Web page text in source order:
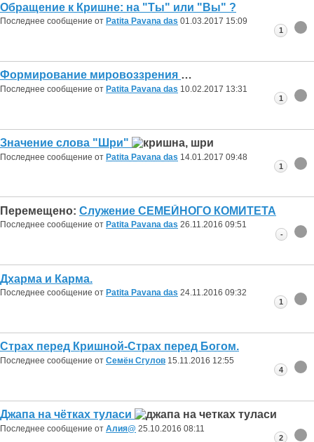
Обращение к Кришне: на "Ты" или "Вы" ?
Последнее сообщение от Patita Pavana das 01.03.2017 15:09
1
Формирование мировоззрения
Последнее сообщение от Patita Pavana das 10.02.2017 13:31
1
Значение слова "Шри"
Последнее сообщение от Patita Pavana das 14.01.2017 09:48
1
Перемещено: Служение СЕМЕЙНОГО КОМИТЕТА
Последнее сообщение от Patita Pavana das 26.11.2016 09:51
-
Дхарма и Карма.
Последнее сообщение от Patita Pavana das 24.11.2016 09:32
1
Страх перед Кришной-Страх перед Богом.
Последнее сообщение от Семён Сгулов 15.11.2016 12:55
4
Джапа на чётках туласи
Последнее сообщение от Алия@ 25.10.2016 08:11
2